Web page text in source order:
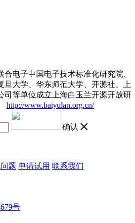
电子中国电子技术标准化研究院、
旦大学、华东师范大学、开源社、上
司等单位成立上海白玉兰开源开放研
http://www.baiyulan.org.cn/
确认
题 申请试用 联系我们
号